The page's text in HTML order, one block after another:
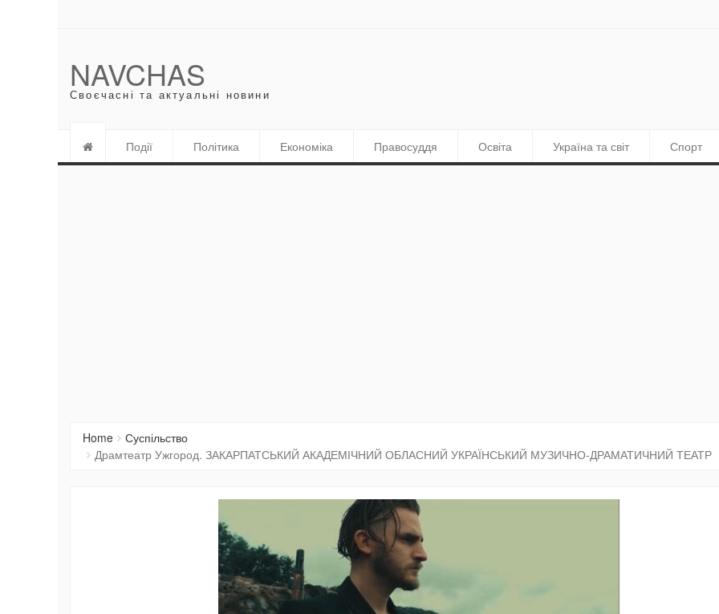
NAVCHAS
Своєчасні та актуальні новини
Події Політика Економіка Правосуддя Освіта Україна та світ Спорт
Home
Суспільство
Драмтеатр Ужгород. ЗАКАРПАТСЬКИЙ АКАДЕМІЧНИЙ ОБЛАСНИЙ УКРАЇНСЬКИЙ МУЗИЧНО-ДРАМАТИЧНИЙ ТЕАТР